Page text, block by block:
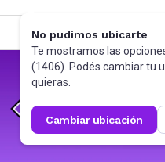
No pudimos ubicarte
Te mostramos las
(1406). Podés cambiar tu
quieras.
cambiar ubicación
Categorías Más